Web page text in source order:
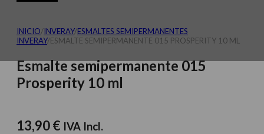
INICIO/INVERAY/ESMALTES SEMIPERMANENTES
INVERAY/ESMALTE SEMIPERMANENTE 015 PROSPERITY 10 ML
Esmalte semipermanente 015
Prosperity 10 ml
13,90€ IVA Incl.